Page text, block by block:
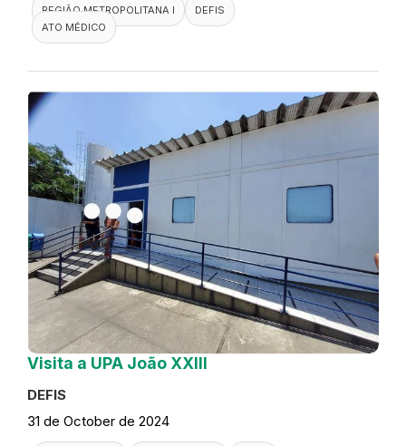
REGIÃO METROPOLITANA I
DEFIS
ATO MÉDICO
Visita a UPA João XXIII
DEFIS
31 de October de 2024